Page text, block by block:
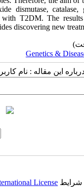
dismutase, catalase,
with T2DM. The
discovering new
Genetics &
این مقاله : نام
شرایط License